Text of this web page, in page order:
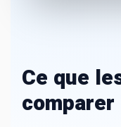
Ce que
comparer